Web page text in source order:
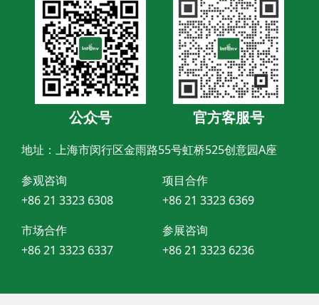
公众号 官方客服号
地址：上海市闵行区金雨路55号虹桥525创意园A座
参观咨询
+86 21 3323 6308
项目合作
+86 21 3323 6369
市场合作
+86 21 3323 6337
参展咨询
+86 21 3323 6236